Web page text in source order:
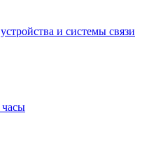
и системы связи